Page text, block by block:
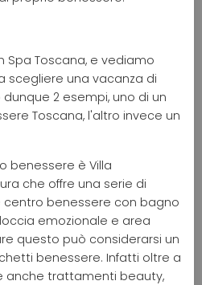
Spa Toscana, e vediamo
scegliere una vacanza di
2 esempi, uno di un
Toscana, l'altro invece un
benessere è Villa
che offre una serie di
centro benessere con bagno
emozionale e area
questo può considerarsi un
benessere. Infatti oltre a
anche trattamenti beauty,